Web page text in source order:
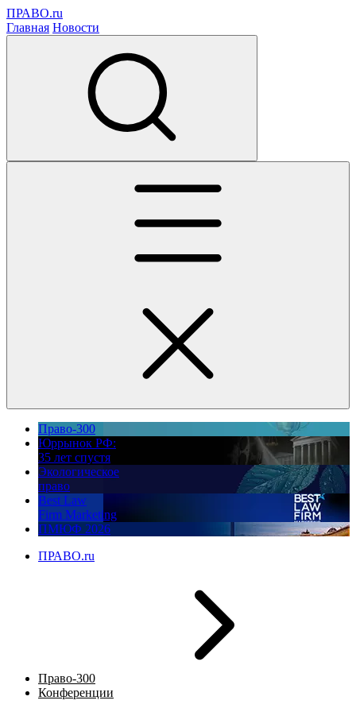
ПРАВО.ru
Главная Новости
Право-300
Юррынок РФ:
35 лет спустя
Экологическое
право
Best Law
Firm Marketing
ПМЮФ 2026
ПРАВО.ru
Право-300
Конференции